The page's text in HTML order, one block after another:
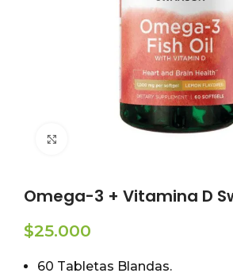
Omega-3 + Vitamina D
$25.000
60 Tabletas Blandas.